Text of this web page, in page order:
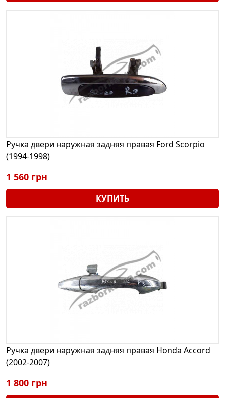
Ручка двери наружная задняя правая Ford Scorpio
(1994-1998)
1 560 грн
КУПИТЬ
Ручка двери наружная задняя правая Honda Accord
(2002-2007)
1 800 грн